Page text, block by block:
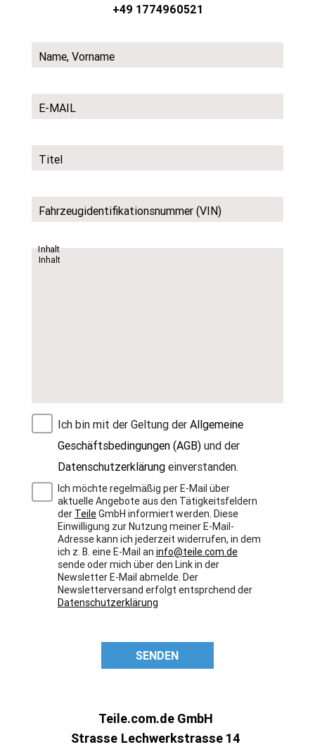
+49 1774960521
Name, Vorname
E-MAIL
Titel
Fahrzeugidentifikationsnummer (VIN)
Inhalt
Ich bin mit der Geltung der Allgemeine
Geschäftsbedingungen (AGB)und der
Datenschutzerklärungeinverstanden.
Ich möchte regelmäßig per E-Mail über
aktuelle Angebote aus den Tätigkeitsfeldern
der TeileGmbH informiert werden. Diese
Einwilligung zur Nutzung meiner E-Mail-
Adresse kann ich jederzeit widerrufen, in dem
ich z. B. eine E-Mail an info@teile.com.de
sende oder mich über den Link in der
Newsletter E-Mail abmelde. Der
Newsletterversand erfolgt entsprchend der
Datenschutzerklärung
SENDEN
Teile.com.de GmbH
Strasse Lechwerkstrasse 14